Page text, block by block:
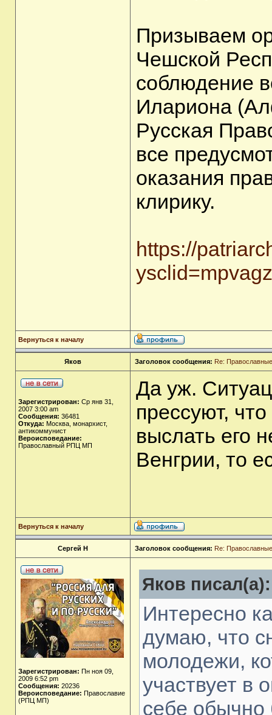
Призываем
Чешской
соблюдение
Илариона
Русская
все
оказания
клирику.
https://
Вернуться к началу
Яков Заголовок сообщения: Re:
Зарегистрирован: Ср янв 31,
2007 3:00 am
Сообщения: 36481
Откуда: Москва, монархист,
антикоммунист
Вероисповедание:
Православный РПЦ МП
Да уж.
прессуют,
выслать его
Венгрии, то
Вернуться к началу
Сергей Н Заголовок сообщения: Re:
Зарегистрирован: Пн ноя 09,
2009 6:52 pm
Сообщения: 20236
Вероисповедание: Православие
(РПЦ МП)
Яков писал(а):
Интересно
думаю, что
молодежи,
участвует в
себе обычно